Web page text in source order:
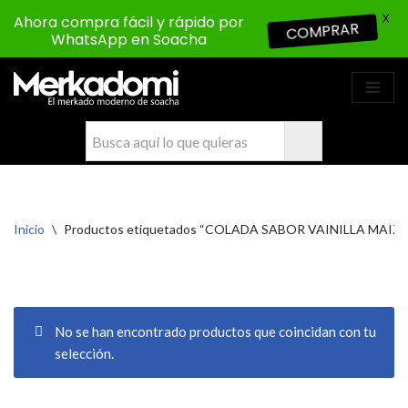
Saltar
Inicio \ Productos etiquetados “COLADA SABOR VAINILLA
No se han encontrado productos que coincidan con tu
selección.
Ahora compra fácil y rápido por
WhatsApp en Soacha
COMPRAR
X